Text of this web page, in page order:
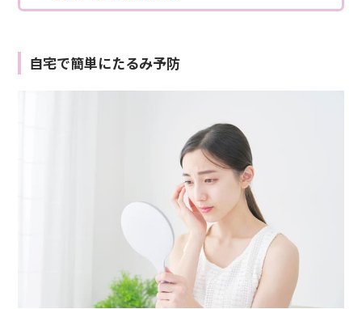
自宅で簡単にたるみ予防